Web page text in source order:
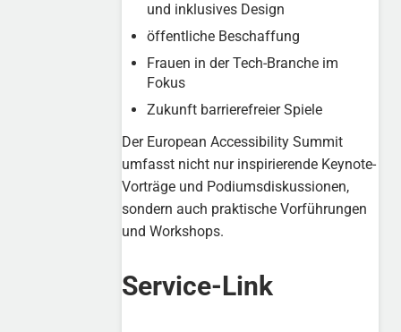
und inklusives Design
öffentliche Beschaffung
Frauen in der Tech-Branche im
Fokus
Zukunft barrierefreier Spiele
Der European Accessibility Summit
umfasst nicht nur inspirierende Keynote-
Vorträge und Podiumsdiskussionen,
sondern auch praktische Vorführungen
und Workshops.
Service-Link